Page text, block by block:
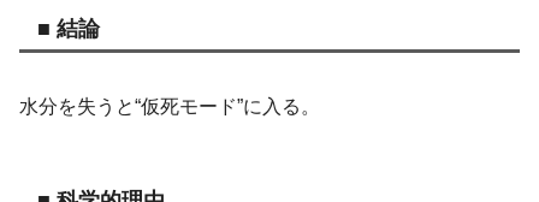
■ 結論
水分を失うと“仮死モード”に入る。